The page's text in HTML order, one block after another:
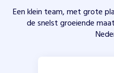
Een klein team, met grote
de snelst groeiende